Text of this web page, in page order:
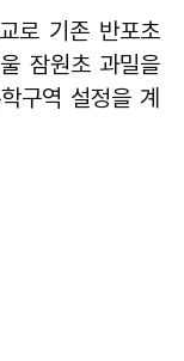
로 기존 반포초
잠원초 과밀을
구역 설정을 계